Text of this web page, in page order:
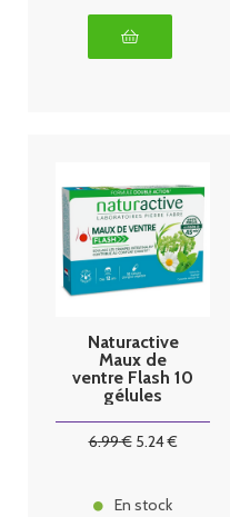
Naturactive
Maux de
ventre Flash 10
gélules
6.99€ 5.24€
En stock